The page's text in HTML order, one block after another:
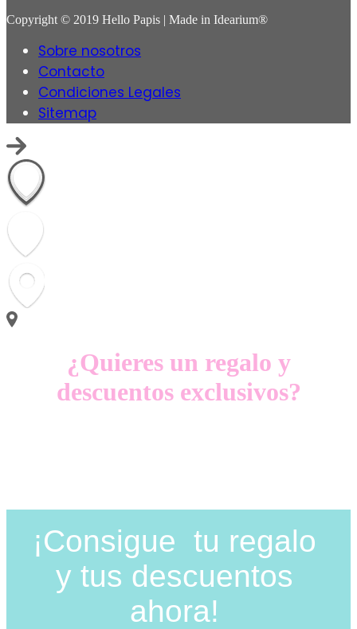
Copyright © 2019 Hello Papis | Made in Idearium®
Sobre nosotros
Contacto
Condiciones Legales
Sitemap
¿Quieres un regalo y
descuentos exclusivos?
¡Consigue tu regalo
y tus descuentos
ahora!